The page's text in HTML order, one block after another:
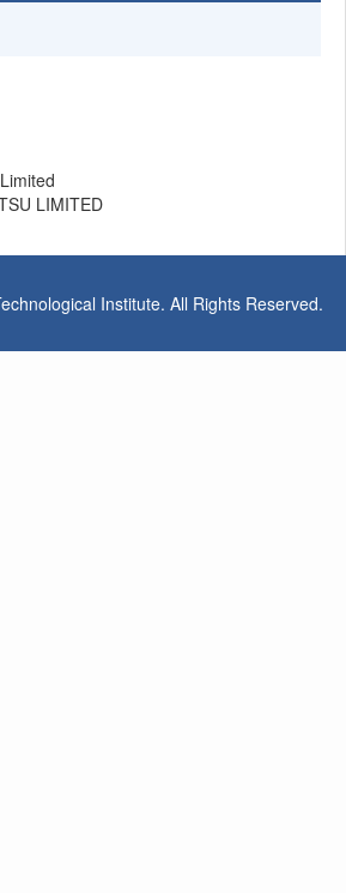
LIMITED
Institute. All Rights Reserved.